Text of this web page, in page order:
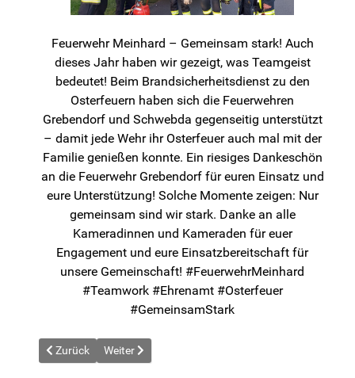
Feuerwehr Meinhard – Gemeinsam stark! Auch
dieses Jahr haben wir gezeigt, was Teamgeist
bedeutet! Beim Brandsicherheitsdienst zu den
Osterfeuern haben sich die Feuerwehren
Grebendorf und Schwebda gegenseitig unterstützt
– damit jede Wehr ihr Osterfeuer auch mal mit der
Familie genießen konnte. Ein riesiges Dankeschön
an die Feuerwehr Grebendorf für euren Einsatz und
eure Unterstützung! Solche Momente zeigen: Nur
gemeinsam sind wir stark. Danke an alle
Kameradinnen und Kameraden für euer
Engagement und eure Einsatzbereitschaft für
unsere Gemeinschaft! #FeuerwehrMeinhard
#Teamwork #Ehrenamt #Osterfeuer
#GemeinsamStark
Vorheriger Beitrag: News vom 2025-04-18
Zurück Nächster Beitrag: News vom 2025-05-01
Weiter